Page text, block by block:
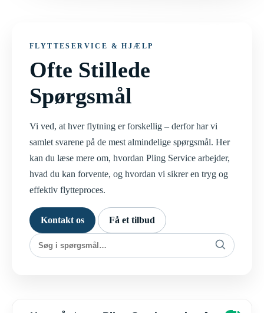
FLYTTESERVICE & HJÆLP
Ofte Stillede
Spørgsmål
Vi ved, at hver flytning er forskellig – derfor har vi
samlet svarene på de mest almindelige spørgsmål. Her
kan du læse mere om, hvordan Pling Service arbejder,
hvad du kan forvente, og hvordan vi sikrer en tryg og
effektiv flytteproces.
Kontakt os Få et tilbud